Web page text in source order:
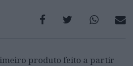
produto feito a partir